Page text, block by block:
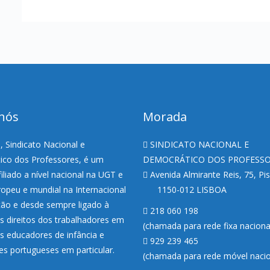
Sindicato Nacional e
dos Professores, é um
a nível nacional na UGT e
e mundial na Internacional
e desde sempre ligado à
direitos dos trabalhadores em
educadores de infância e
portugueses em particular.
Morada
SINDICATO NACIONAL E
DEMOCRÁTICO DOS
Avenida Almirante Reis, 75,
1150-012 LISBOA
218 060 198
(chamada para rede fixa
929 239 465
(chamada para rede móvel